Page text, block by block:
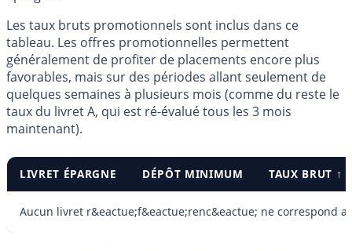
Les taux bruts promotionnels sont inclus dans ce
tableau. Les offres promotionnelles permettent
généralement de profiter de placements encore plus
favorables, mais sur des périodes allant seulement de
quelques semaines à plusieurs mois (comme du reste le
taux du livret A, qui est ré-évalué tous les 3 mois
maintenant).
LIVRET ÉPARGNE DÉPÔT MINIMUM TAUX BRUT ↑
Aucun livret r&eactue;f&eactue;renc&eactue; ne correspond